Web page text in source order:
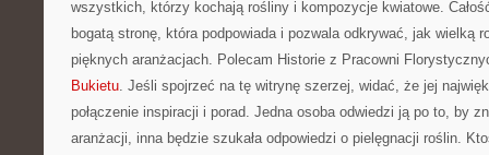
wszystkich, którzy kochają rośliny i kompozycje kwiatowe.
bogatą stronę, która podpowiada i pozwala odkrywać, jak wielką
pięknych aranżacjach. Polecam Historie z Pracowni
Bukietu. Jeśli spojrzeć na tę witrynę szerzej, widać, że jej
połączenie inspiracji i porad. Jedna osoba odwiedzi ją po to, by
aranżacji, inna będzie szukała odpowiedzi o pielęgnacji roślin.